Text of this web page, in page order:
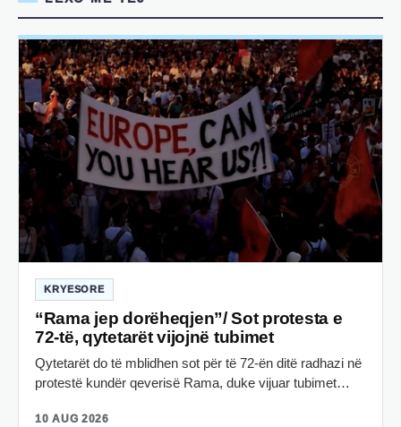
KRYESORE
“Rama jep dorëheqjen”/ Sot protesta e
72-të, qytetarët vijojnë tubimet
Qytetarët do të mblidhen sot për të 72-ën ditë radhazi në
protestë kundër qeverisë Rama, duke vijuar tubimet…
10 AUG 2026